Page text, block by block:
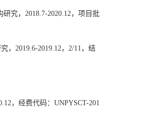
究， 2018.7-2020.12，项目批
， 2019.6-2019.12， 2/11 ，结
，经费代码： UNPYSCT-201